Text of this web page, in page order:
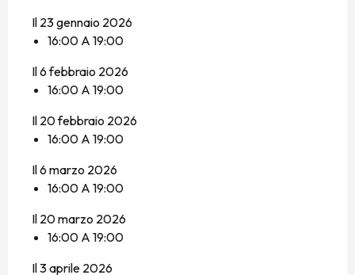
Il 23 gennaio 2026
16:00 A 19:00
Il 6 febbraio 2026
16:00 A 19:00
Il 20 febbraio 2026
16:00 A 19:00
Il 6 marzo 2026
16:00 A 19:00
Il 20 marzo 2026
16:00 A 19:00
Il 3 aprile 2026